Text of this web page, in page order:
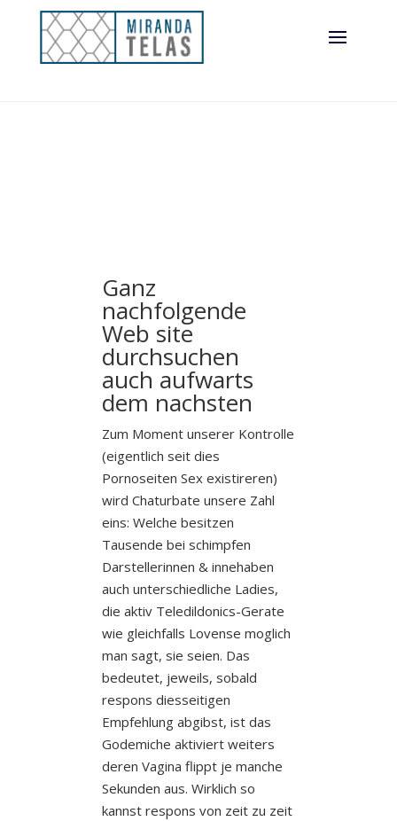
Ganz
nachfolgende
Web site
durchsuchen
auch aufwarts
dem nachsten
Zum Moment unserer Kontrolle
(eigentlich seit dies
Pornoseiten Sex existireren)
wird Chaturbate unsere Zahl
eins: Welche besitzen
Tausende bei schimpfen
Darstellerinnen & innehaben
auch unterschiedliche Ladies,
die aktiv Teledildonics-Gerate
wie gleichfalls Lovense moglich
man sagt, sie seien. Das
bedeutet, jeweils, sobald
respons diesseitigen
Empfehlung abgibst, ist das
Godemiche aktiviert weiters
deren Vagina flippt je manche
Sekunden aus. Wirklich so
kannst respons von zeit zu zeit